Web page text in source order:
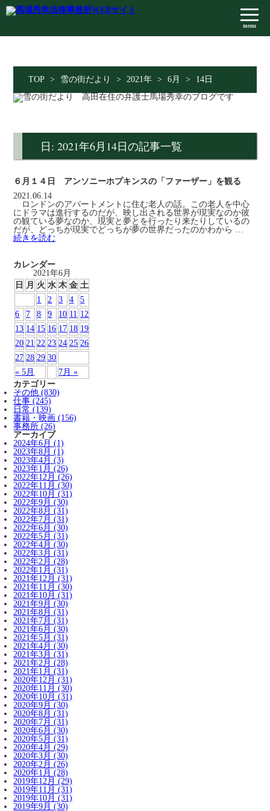
menu
TOP > 雪の街だより > 2021年 > 6月 > 14日
日: 2021年6月14日の記事一覧
６月１４日 アンソニーホプキンスの「ファーザー」を観る
2021.06.14
ロンドンのアパートメントに住む老人の話。この老人を中心
にドラマは進行するのだが、映し出される世界が現実なのか彼
の観ている夢なのか、現実と夢とを行ったり来たりしているの
だが、どっちが現実でどっちが夢の世界だったのかわから …
続きを読む
カレンダー
2021年6月
日 月 火 水 木 金 土
« 5月 7月 »
1 2 3 4
5
6
7 8 9 10 11 12
13 14 15 16 17 18 19
20 21 22 23 24 25 26
27 28 29 30
カテゴリー
その他 (830)
仕事 (245)
日常 (139)
書籍・映画 (156)
事務所 (26)
アーカイブ
2024年6月 (1)
2023年8月 (1)
2023年4月 (3)
2023年1月 (26)
2022年12月 (26)
2022年11月 (30)
2022年10月 (31)
2022年9月 (30)
2022年8月 (31)
2022年7月 (31)
2022年6月 (30)
2022年5月 (31)
2022年4月 (30)
2022年3月 (31)
2022年2月 (28)
2022年1月 (31)
2021年12月 (31)
2021年11月 (30)
2021年10月 (31)
2021年9月 (30)
2021年8月 (31)
2021年7月 (31)
2021年6月 (30)
2021年5月 (31)
2021年4月 (30)
2021年3月 (31)
2021年2月 (28)
2021年1月 (31)
2020年12月 (31)
2020年11月 (30)
2020年10月 (31)
2020年9月 (30)
2020年8月 (31)
2020年7月 (31)
2020年6月 (30)
2020年5月 (31)
2020年4月 (29)
2020年3月 (30)
2020年2月 (26)
2020年1月 (28)
2019年12月 (29)
2019年11月 (31)
2019年10月 (31)
2019年9月 (30)